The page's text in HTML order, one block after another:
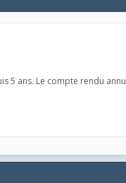
5 ans. Le compte rendu